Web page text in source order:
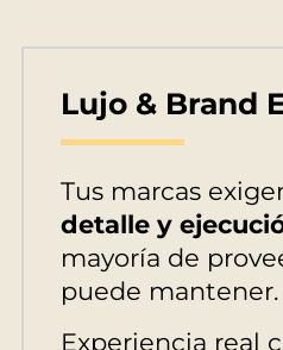
Lujo & Brand
Tus marcas
detalle y
mayoría de
puede mantener.
Experiencia real